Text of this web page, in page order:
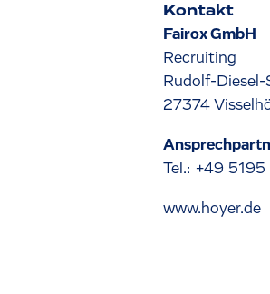
Kontakt
Fairox GmbH
Recruiting
Rudolf-Diesel-
27374
Tel.: +49
www.hoyer.de